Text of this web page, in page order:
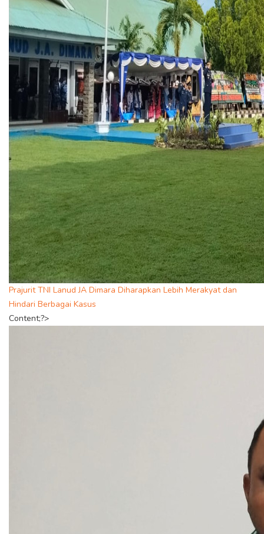
Prajurit TNI Lanud JA Dimara Diharapkan Lebih Merakyat dan
Hindari Berbagai Kasus
Content;?>